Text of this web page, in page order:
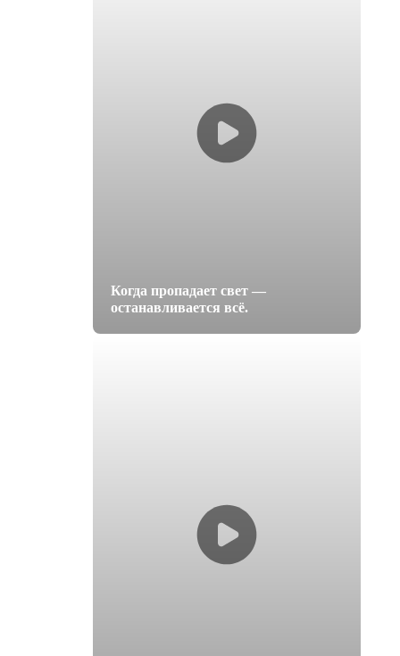
Когда пропадает свет —
останавливается всё.